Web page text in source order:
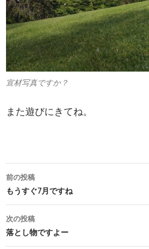
宣材写真ですか？
また遊びにきてね。
投
稿
ナ
ビ
前の投稿
もうすぐ7月ですね
次の投稿
落とし物ですよー